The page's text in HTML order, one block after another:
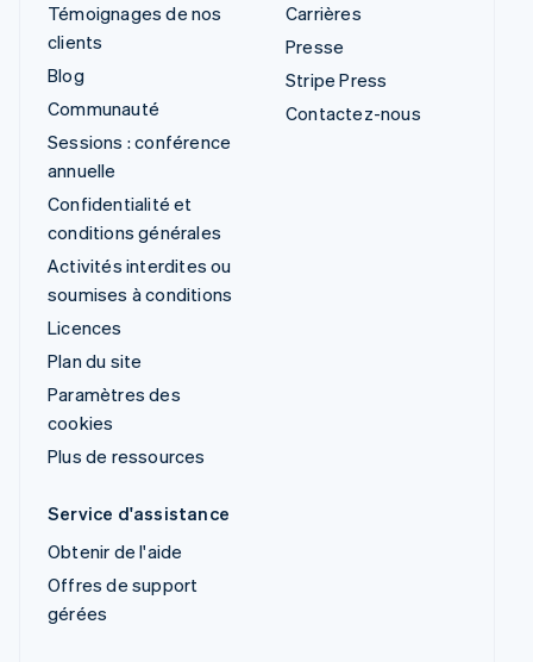
Témoignages de nos
clients
Blog
Communauté
Sessions : conférence
annuelle
Confidentialité et
conditions générales
Activités interdites ou
soumises à conditions
Licences
Plan du site
Paramètres des
cookies
Plus de ressources
Carrières
Presse
Stripe Press
Contactez-nous
Service d'assistance
Obtenir de l'aide
Offres de support
gérées